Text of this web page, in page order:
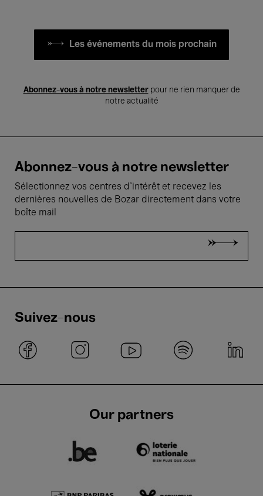
Les événements du mois prochain
Abonnez-vous à notre newsletterpour ne rien manquer de
notre actualité
Abonnez-vous à notre newsletter
Sélectionnez vos centres d'intérêt et recevez les
dernières nouvelles de Bozar directement dans votre
boîte mail
Suivez-nous
Our partners